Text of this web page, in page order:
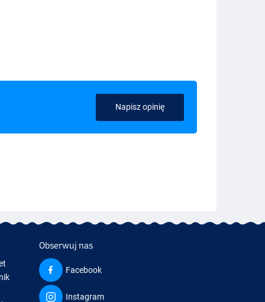
Napisz opinię
Obserwuj nas
Facebook
Instagram